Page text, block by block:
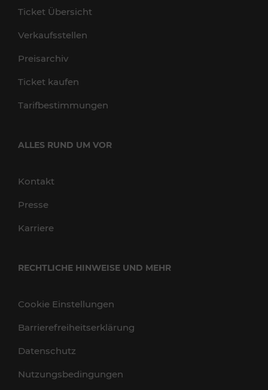
Ticket Übersicht
Verkaufsstellen
Preisarchiv
Ticket kaufen
Tarifbestimmungen
ALLES RUND UM VOR
Kontakt
Presse
Karriere
RECHTLICHE HINWEISE UND MEHR
Cookie Einstellungen
Barrierefreiheitserklärung
Datenschutz
Nutzungsbedingungen